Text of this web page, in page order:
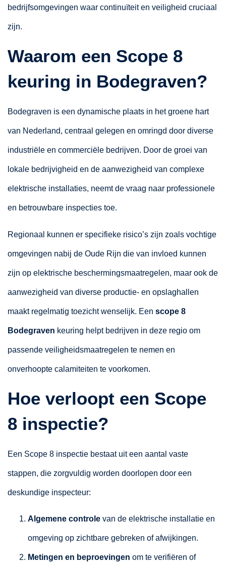
bedrijfsomgevingen waar continuïteit en veiligheid cruciaal
zijn.
Waarom een Scope 8
keuring in Bodegraven?
Bodegraven is een dynamische plaats in het groene hart
van Nederland, centraal gelegen en omringd door diverse
industriële en commerciële bedrijven. Door de groei van
lokale bedrijvigheid en de aanwezigheid van complexe
elektrische installaties, neemt de vraag naar professionele
en betrouwbare inspecties toe.
Regionaal kunnen er specifieke risico’s zijn zoals vochtige
omgevingen nabij de Oude Rijn die van invloed kunnen
zijn op elektrische beschermingsmaatregelen, maar ook de
aanwezigheid van diverse productie- en opslaghallen
maakt regelmatig toezicht wenselijk. Een scope 8
Bodegraven keuring helpt bedrijven in deze regio om
passende veiligheidsmaatregelen te nemen en
onverhoopte calamiteiten te voorkomen.
Hoe verloopt een Scope
8 inspectie?
Een Scope 8 inspectie bestaat uit een aantal vaste
stappen, die zorgvuldig worden doorlopen door een
deskundige inspecteur:
Algemene controle van de elektrische installatie en
omgeving op zichtbare gebreken of afwijkingen.
Metingen en beproevingen om te verifiëren of